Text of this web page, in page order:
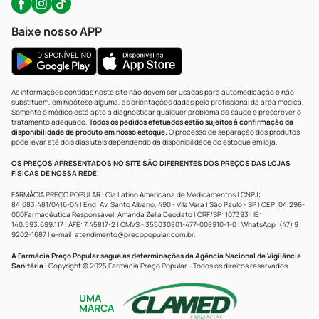
Baixe nosso APP
As informações contidas neste site não devem ser usadas para automedicação e não
substituem, em hipótese alguma, as orientações dadas pelo profissional da área médica.
Somente o médico está apto a diagnosticar qualquer problema de saúde e prescrever o
tratamento adequado. Todos os pedidos efetuados estão sujeitos à confirmação da
disponibilidade de produto em nosso estoque.O processo de separação dos produtos
pode levar até dois dias úteis dependendo da disponibilidade do estoque em loja.
OS PREÇOS APRESENTADOS NO SITE SÃO DIFERENTES DOS PREÇOS DAS LOJAS
FÍSICAS DE NOSSA REDE.
FARMÁCIA PREÇO POPULAR | Cia Latino Americana de Medicamentos | CNPJ:
84.683.481/0416-04 | End: Av. Santo Albano, 490 - Vila Vera | São Paulo - SP | CEP: 04.296-
000Farmacêutica Responsável: Amanda Zelia Deodato | CRF/SP: 107393 | IE:
140.593.699.117 | AFE: 7.45817-2 | CMVS - 355030801-477-008910-1-0 | WhatsApp: (47) 9
9202-1687 | e-mail: atendimento@precopopular.com.br.
A Farmácia Preço Popular segue as determinações da Agência Nacional de Vigilância
Sanitária | Copyright © 2025 Farmácia Preço Popular - Todos os direitos reservados.
UMA
MARCA